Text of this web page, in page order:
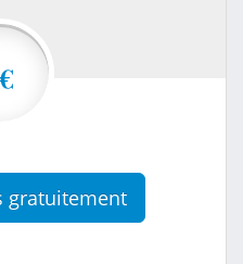
gratuitement